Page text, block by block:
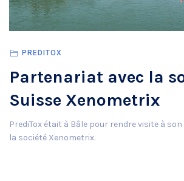
PREDITOX
Partenariat avec la
Suisse Xenometrix
PrediTox était à Bâle pour rendre visite à
la société Xenometrix.